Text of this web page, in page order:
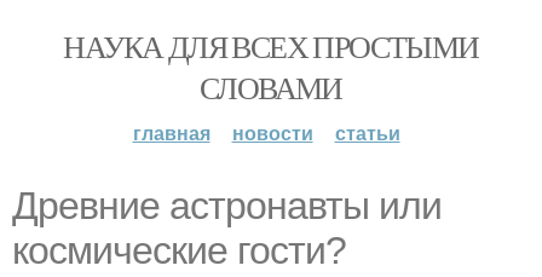
НАУКА ДЛЯ ВСЕХ ПРОСТЫМИ
СЛОВАМИ
главная новости статьи
Древние астронавты или
космические гости?